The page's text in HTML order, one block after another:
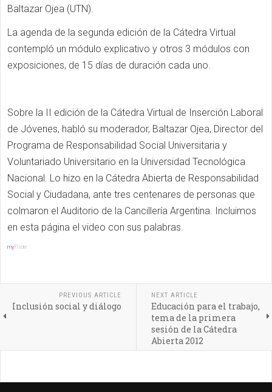
Baltazar Ojea (UTN).
La agenda de la segunda edición de la Cátedra Virtual
contempló un módulo explicativo y otros 3 módulos con
exposiciones, de 15 días de duración cada uno.
Sobre la II edición de la Cátedra Virtual de Inserción Laboral
de Jóvenes, habló su moderador, Baltazar Ojea, Director del
Programa de Responsabilidad Social Universitaria y
Voluntariado Universitario en la Universidad Tecnológica
Nacional. Lo hizo en la Cátedra Abierta de Responsabilidad
Social y Ciudadana, ante tres centenares de personas que
colmaron el Auditorio de la Cancillería Argentina. Incluimos
en esta página el video con sus palabras.
my Flickr
PREVIOUS ARTICLE
Inclusión social y diálogo
NEXT ARTICLE
Educación para el trabajo,
tema de la primera
sesión de la Cátedra
Abierta 2012